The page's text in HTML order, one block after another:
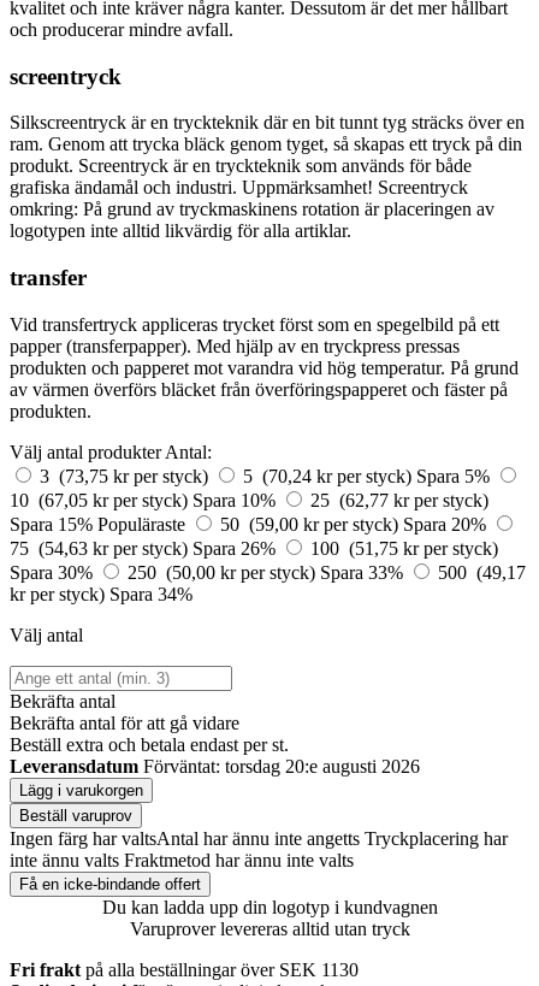
kvalitet och inte kräver några kanter. Dessutom är det mer hållbart
och producerar mindre avfall.
screentryck
Silkscreentryck är en tryckteknik där en bit tunnt tyg sträcks över en
ram. Genom att trycka bläck genom tyget, så skapas ett tryck på din
produkt. Screentryck är en tryckteknik som används för både
grafiska ändamål och industri. Uppmärksamhet! Screentryck
omkring: På grund av tryckmaskinens rotation är placeringen av
logotypen inte alltid likvärdig för alla artiklar.
transfer
Vid transfertryck appliceras trycket först som en spegelbild på ett
papper (transferpapper). Med hjälp av en tryckpress pressas
produkten och papperet mot varandra vid hög temperatur. På grund
av värmen överförs bläcket från överföringspapperet och fäster på
produkten.
Välj antal produkter Antal:
3 (73,75 kr per styck)
5 (70,24 kr per styck) Spara 5%
10 (67,05 kr per styck) Spara 10%
25 (62,77 kr per styck)
Spara 15% Populäraste 50 (59,00 kr per styck) Spara 20%
75 (54,63 kr per styck) Spara 26%
100 (51,75 kr per styck)
Spara 30%
250 (50,00 kr per styck) Spara 33%
500 (49,17
kr per styck) Spara 34%
Välj antal
Bekräfta antal
Bekräfta antal för att gå vidare
Beställ extra och betala endast per st.
Leveransdatum Förväntat: torsdag 20:e augusti 2026
Lägg i varukorgen
Beställ varuprov
Ingen färg har valtsAntal har ännu inte angetts Tryckplacering har
inte ännu valts Fraktmetod har ännu inte valts
Få en icke-bindande offert
Du kan ladda upp din logotyp i kundvagnen
Varuprover levereras alltid utan tryck
Fri frakt på alla beställningar över SEK 1130